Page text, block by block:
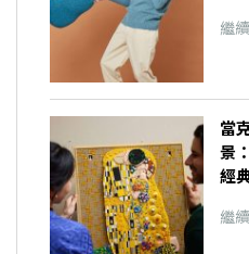
繼
當
景
經
繼